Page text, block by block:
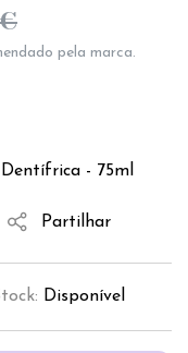
- 75ml
€
pela marca.
Partilhar
Disponível